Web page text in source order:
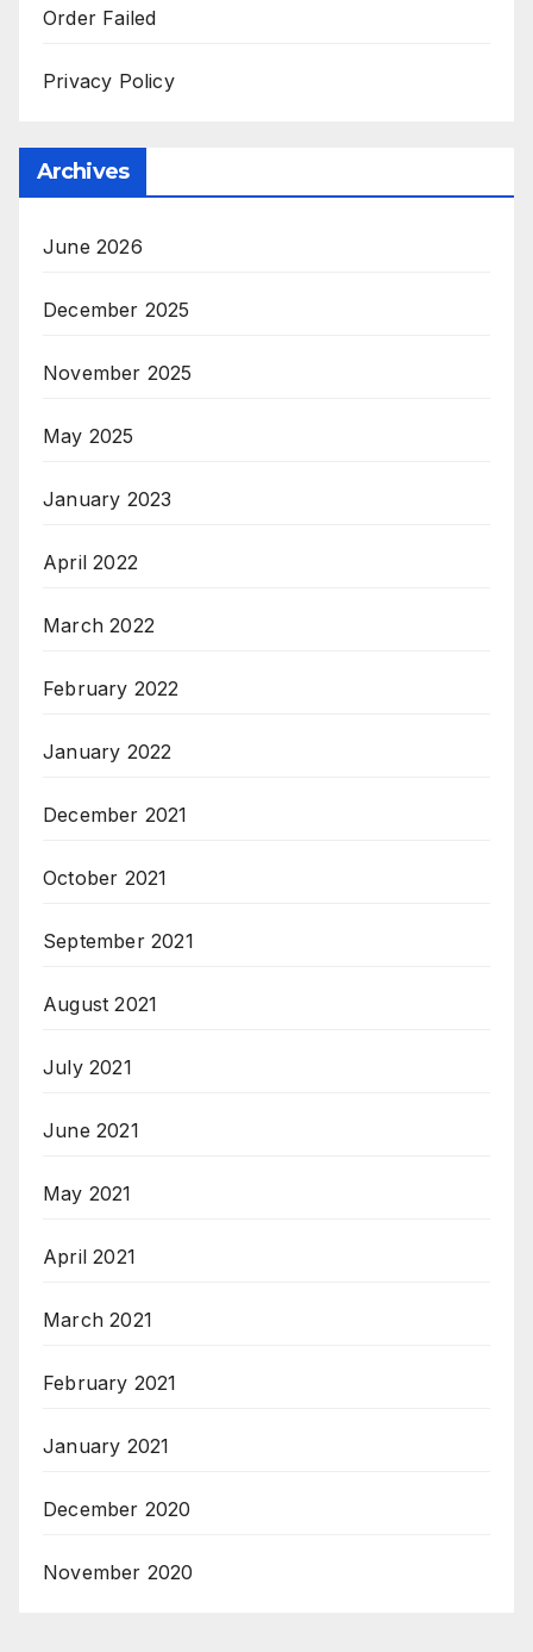
Order Failed
Privacy Policy
Archives
June 2026
December 2025
November 2025
May 2025
January 2023
April 2022
March 2022
February 2022
January 2022
December 2021
October 2021
September 2021
August 2021
July 2021
June 2021
May 2021
April 2021
March 2021
February 2021
January 2021
December 2020
November 2020